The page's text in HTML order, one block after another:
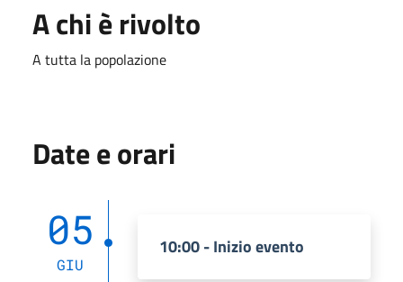
A chi è rivolto
A tutta la popolazione
Date e orari
05
GIU
10:00 - Inizio evento